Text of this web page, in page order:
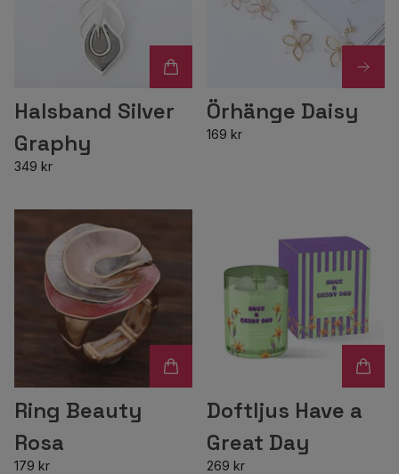
Halsband Silver
Graphy
349 kr
Örhänge Daisy
169 kr
Ring Beauty
Rosa
179 kr
Doftljus Have a
Great Day
269 kr